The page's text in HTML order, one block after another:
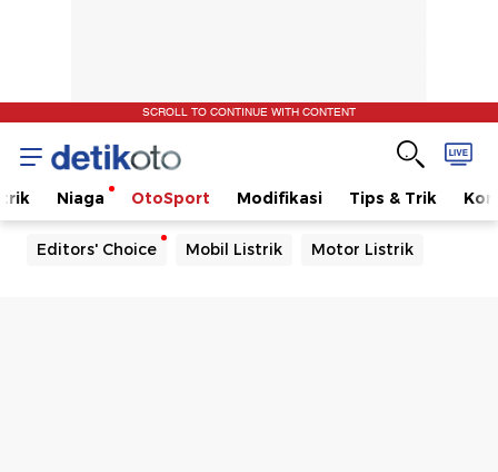
SCROLL TO CONTINUE WITH CONTENT
Niaga OtoSport Modifikasi Tips & Trik
Editors' Choice Mobil Listrik Motor Listrik